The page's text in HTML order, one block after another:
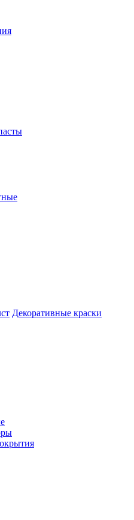
Декоративные краски